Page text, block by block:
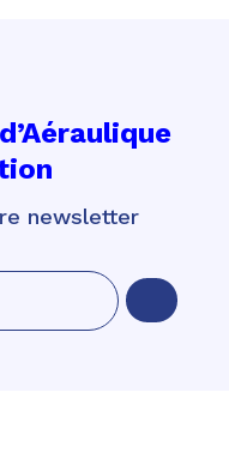
d’Aéraulique
newsletter